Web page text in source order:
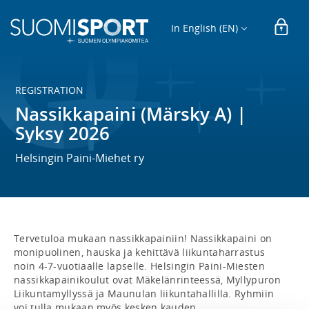
In English (EN)
REGISTRATION
Nassikkapaini (Märsky A) |
Syksy 2026
Helsingin Paini-Miehet ry
Tervetuloa mukaan nassikkapainiin! Nassikkapaini on
monipuolinen, hauska ja kehittävä liikuntaharrastus
noin 4-7-vuotiaalle lapselle. Helsingin Paini-Miesten
nassikkapainikoulut ovat Mäkelänrinteessä, Myllypuron
Liikuntamyllyssä ja Maunulan liikuntahallilla. Ryhmiin